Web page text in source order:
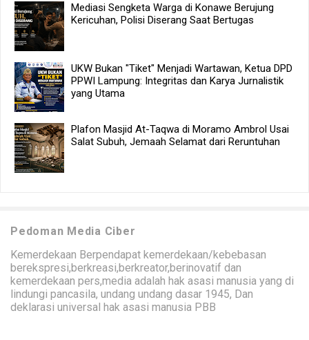
Mediasi Sengketa Warga di Konawe Berujung
Kericuhan, Polisi Diserang Saat Bertugas
UKW Bukan "Tiket" Menjadi Wartawan, Ketua DPD
PPWI Lampung: Integritas dan Karya Jurnalistik
yang Utama
Plafon Masjid At-Taqwa di Moramo Ambrol Usai
Salat Subuh, Jemaah Selamat dari Reruntuhan
Pedoman Media Ciber
Kemerdekaan Berpendapat kemerdekaan/kebebasan
berekspresi,berkreasi,berkreator,berinovatif dan
kemerdekaan pers,media adalah hak asasi manusia yang di
lindungi pancasila, undang undang dasar 1945, Dan
deklarasi universal hak asasi manusia PBB